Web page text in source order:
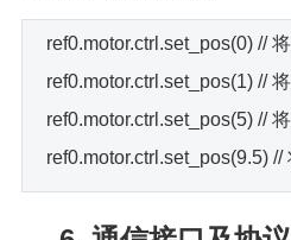
ref0.motor.ctrl.set_pos(0) //
ref0.motor.ctrl.set_pos(1) //
ref0.motor.ctrl.set_pos(5) //
ref0.motor.ctrl.set_pos(9.5) //